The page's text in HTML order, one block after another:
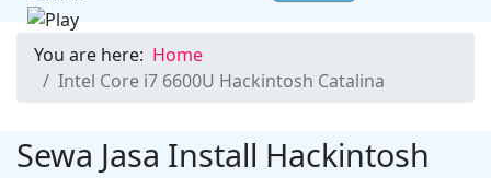
You are here: Home
Intel Core i7 6600U Hackintosh Catalina
Sewa Jasa Install Hackintosh